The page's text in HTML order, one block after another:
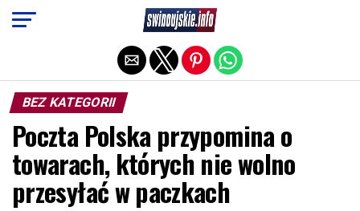
BEZ KATEGORII
Poczta Polska przypomina o
towarach, których nie wolno
przesyłać w paczkach
Exit mobile version